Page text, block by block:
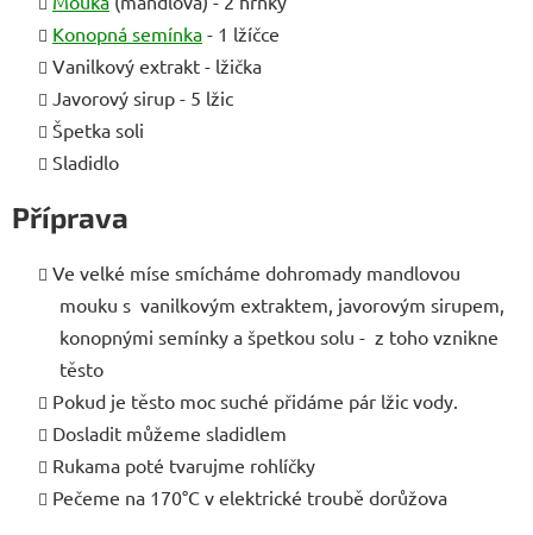
Konopná semínka - 1 lžíčce
Vanilkový extrakt - lžička
Javorový sirup - 5 lžic
Špetka soli
Sladidlo
Příprava
Ve velké míse smícháme dohromady mandlovou
mouku s vanilkovým extraktem, javorovým sirupem,
konopnými semínky a špetkou solu - z toho vznikne
těsto
Pokud je těsto moc suché přidáme pár lžic vody.
Dosladit můžeme sladidlem
Rukama poté tvarujme rohlíčky
Pečeme na 170°C v elektrické troubě dorůžova